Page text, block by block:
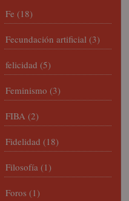
Fe (18)
Fecundación artificial (3)
felicidad (5)
Feminismo (3)
FIBA (2)
Fidelidad (18)
Filosofía (1)
Foros (1)